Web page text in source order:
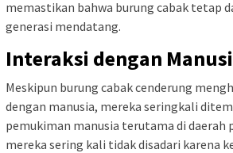
memastikan bahwa burung cabak tetap
generasi mendatang.
Interaksi dengan
Meskipun burung cabak cenderung
dengan manusia, mereka seringkali
pemukiman manusia terutama di daerah
mereka sering kali tidak disadari karena